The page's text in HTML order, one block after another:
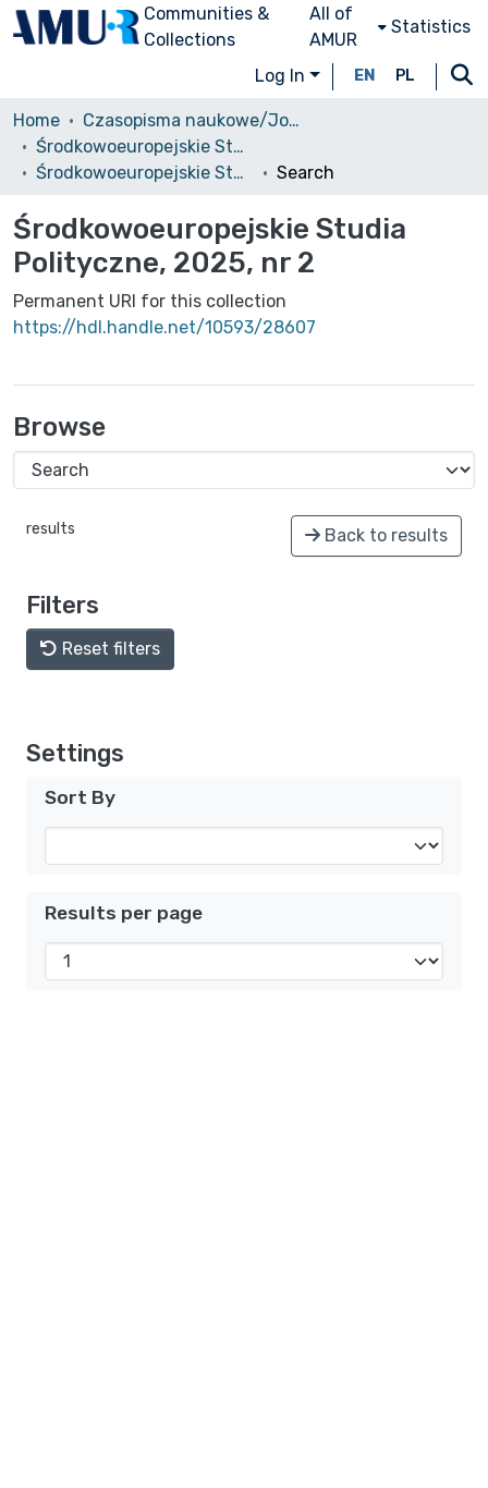
Communities &
Collections
All of
AMUR
Statistics
Log In EN PL
Home
Czasopisma naukowe/Journals
Środkowoeuropejskie Studia Polityczne i Medioznawcze
Środkowoeuropejskie Studia Polityczne, 2025, nr 2
Search
Środkowoeuropejskie Studia
Polityczne, 2025, nr 2
Permanent URI for this collection
https://hdl.handle.net/10593/28607
Browse
results Back to results
Filters
Reset filters
Settings
Sort By
Results per page